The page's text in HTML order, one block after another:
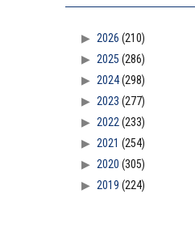
2026 (210)
2025 (286)
2024(298)
2023 (277)
2022(233)
2021 (254)
2020 (305)
2019 (224)